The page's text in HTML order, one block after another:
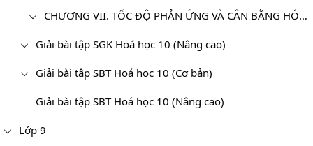
CHƯƠNG VII. TỐC ĐỘ PHẢN ỨNG VÀ CÂN BẰNG HÓA HỌC - HÓA HỌC 10
Giải bài tập SGK Hoá học 10 (Nâng cao)
Giải bài tập SBT Hoá học 10 (Cơ bản)
Giải bài tập SBT Hoá học 10 (Nâng cao)
Lớp 9